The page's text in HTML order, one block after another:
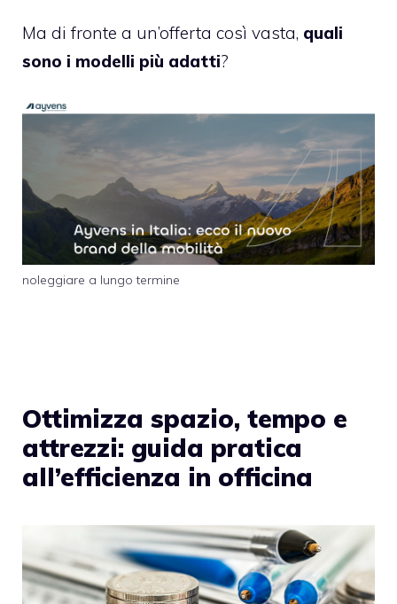
Ma di fronte a un’offerta così vasta, quali
sono i modelli più adatti?
noleggiare a lungo termine
Ottimizza spazio, tempo e
attrezzi: guida pratica
all’efficienza in officina